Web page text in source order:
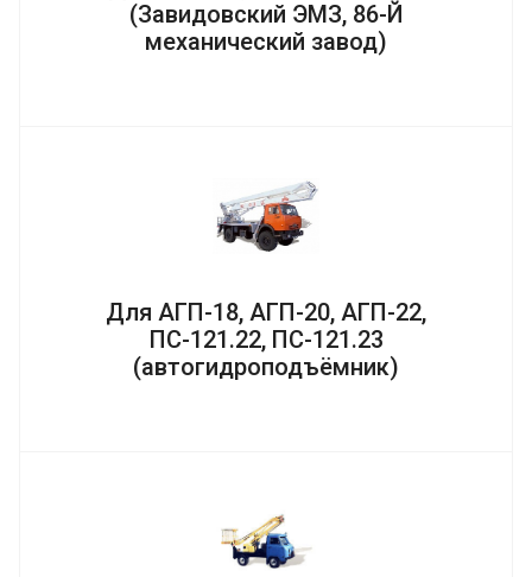
(Завидовский ЭМЗ, 86-Й
механический завод)
Для АГП-18, АГП-20, АГП-22,
ПС-121.22, ПС-121.23
(автогидроподъёмник)